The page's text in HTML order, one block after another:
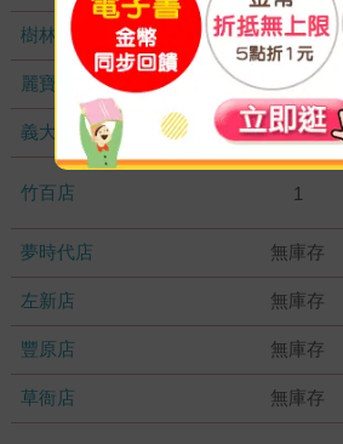
樹林店 無庫存
麗寶店 無庫存
義大店 無庫存
竹百店 1
夢時代店 無庫存
左新店 無庫存
豐原店 無庫存
草衙店 無庫存